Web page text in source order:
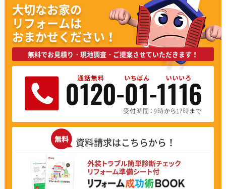
大切なお家の
リフォームは
おまかせください！
無料でお見積り・現地調査・ご提案させていただきます！
資料請求はこちらから！